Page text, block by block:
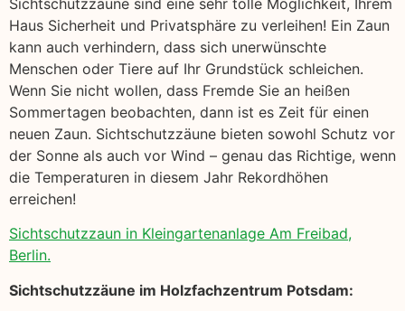
Sichtschutzzäune sind eine sehr tolle Möglichkeit, Ihrem
Haus Sicherheit und Privatsphäre zu verleihen! Ein Zaun
kann auch verhindern, dass sich unerwünschte
Menschen oder Tiere auf Ihr Grundstück schleichen.
Wenn Sie nicht wollen, dass Fremde Sie an heißen
Sommertagen beobachten, dann ist es Zeit für einen
neuen Zaun. Sichtschutzzäune bieten sowohl Schutz vor
der Sonne als auch vor Wind – genau das Richtige, wenn
die Temperaturen in diesem Jahr Rekordhöhen
erreichen!
Sichtschutzzaun in Kleingartenanlage Am Freibad,
Berlin.
Sichtschutzzäune im Holzfachzentrum Potsdam: